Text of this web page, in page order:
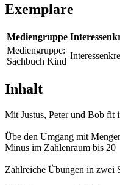
Exemplare
Mediengruppe
Mediengruppe:
Sachbuch Kind
Inhalt
Mit Justus, Peter und Bob fit
Übe den Umgang mit
Minus im Zahlenraum bis 20
Zahlreiche Übungen in zwei